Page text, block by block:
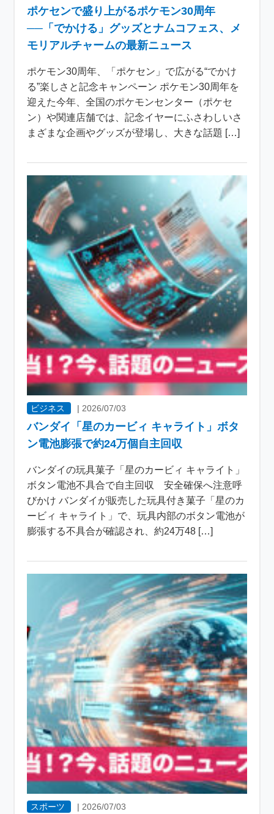
ポケセンで盛り上がるポケモン30周年
──「でかける」グッズとナムコフェス、メ
モリアルチャームの最新ニュース
ポケモン30周年、「ポケセン」で広がる“でかけ
る”楽しさと記念キャンペーン ポケモン30周年を
迎えた今年、全国のポケモンセンター（ポケセ
ン）や関連店舗では、記念イヤーにふさわしいさ
まざまな企画やグッズが登場し、大きな話題 […]
ビジネス | 2026/07/03
バンダイ「星のカービィ キャライト」ボタ
ン電池膨張で約24万個自主回収
バンダイの玩具菓子「星のカービィ キャライト」
ボタン電池不具合で自主回収 安全確保へ注意呼
びかけ バンダイが販売した玩具付き菓子「星のカ
ービィ キャライト」で、玩具内部のボタン電池が
膨張する不具合が確認され、約24万48 […]
スポーツ | 2026/07/03